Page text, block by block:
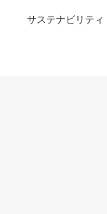
サステナビリティ